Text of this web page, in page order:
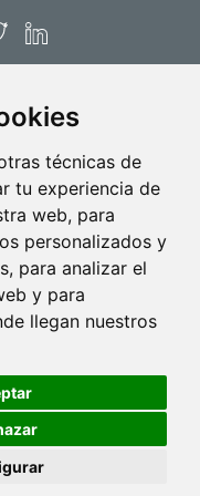
técnicas de
tu experiencia de
web, para
personalizados y
para analizar el
y para
llegan nuestros
de uso y política de privacidad